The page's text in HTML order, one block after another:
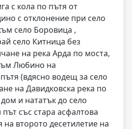
с кола по пътя от
с отклонение при село
село Боровица ,
село Китница без
на река Арда по моста,
Любино на
(вдясно водещ за село
на Давидковска река по
и нататък до село
със стара асфалтова
на второто десетилетие на